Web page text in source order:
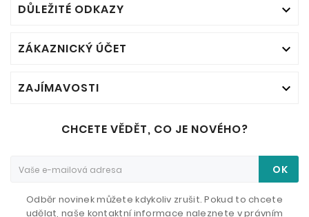
DŮLEŽITÉ ODKAZY 
ZÁKAZNICKÝ ÚČET 
ZAJÍMAVOSTI 
CHCETE VĚDĚT, CO JE NOVÉHO?
OK
Odběr novinek můžete kdykoliv zrušit. Pokud to chcete
udělat, naše kontaktní informace naleznete v právním